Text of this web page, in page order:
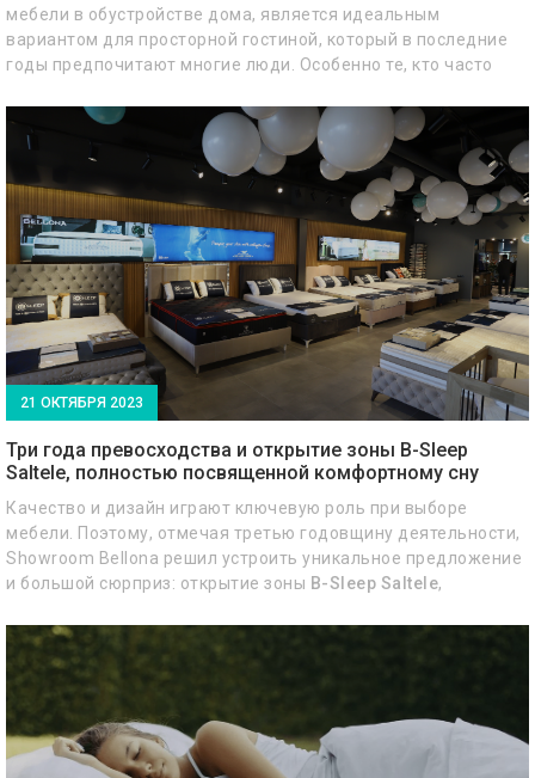
мебели в обустройстве дома, является идеальным
вариантом для просторной гостиной, который в последние
годы предпочитают многие люди. Особенно те, кто часто
создать желаемый дизайн благодаря модульной мебели.
21 ОКТЯБРЯ 2023
Три года превосходства и открытие зоны B-Sleep
Saltele, полностью посвященной комфортному сну
Качество и дизайн играют ключевую роль при выборе
мебели. Поэтому, отмечая третью годовщину деятельности,
Showroom Bellona решил устроить уникальное предложение
и большой сюрприз: открытие зоны B-Sleep Saltele,